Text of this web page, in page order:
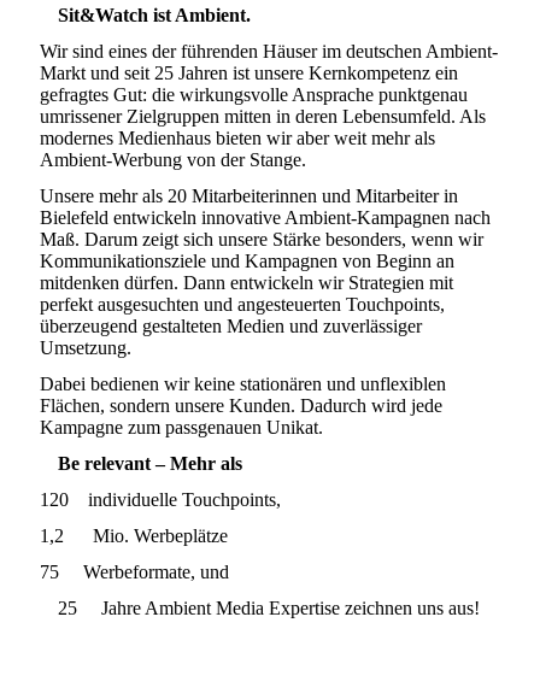
Sit&Watch ist Ambient.
Wir sind eines der führenden Häuser im deutschen Ambient-
Markt und seit 25 Jahren ist unsere Kernkompetenz ein
gefragtes Gut: die wirkungsvolle Ansprache punktgenau
umrissener Zielgruppen mitten in deren Lebensumfeld. Als
modernes Medienhaus bieten wir aber weit mehr als
Ambient-Werbung von der Stange.
Unsere mehr als 20 Mitarbeiterinnen und Mitarbeiter in
Bielefeld entwickeln innovative Ambient-Kampagnen nach
Maß. Darum zeigt sich unsere Stärke besonders, wenn wir
Kommunikationsziele und Kampagnen von Beginn an
mitdenken dürfen. Dann entwickeln wir Strategien mit
perfekt ausgesuchten und angesteuerten Touchpoints,
überzeugend gestalteten Medien und zuverlässiger
Umsetzung.
Dabei bedienen wir keine stationären und unflexiblen
Flächen, sondern unsere Kunden. Dadurch wird jede
Kampagne zum passgenauen Unikat.
Be relevant – Mehr als
120 individuelle Touchpoints,
1,2 Mio. Werbeplätze
75 Werbeformate, und
25 Jahre Ambient Media Expertise zeichnen uns aus!